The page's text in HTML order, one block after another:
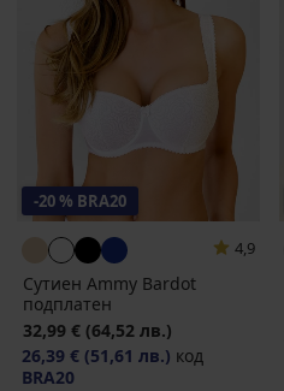
-20 % BRA20
4,9
Сутиен Ammy Bardot
подплатен
32,99 € (64,52 лв.)
26,39 € (51,61 лв.) код
BRA20